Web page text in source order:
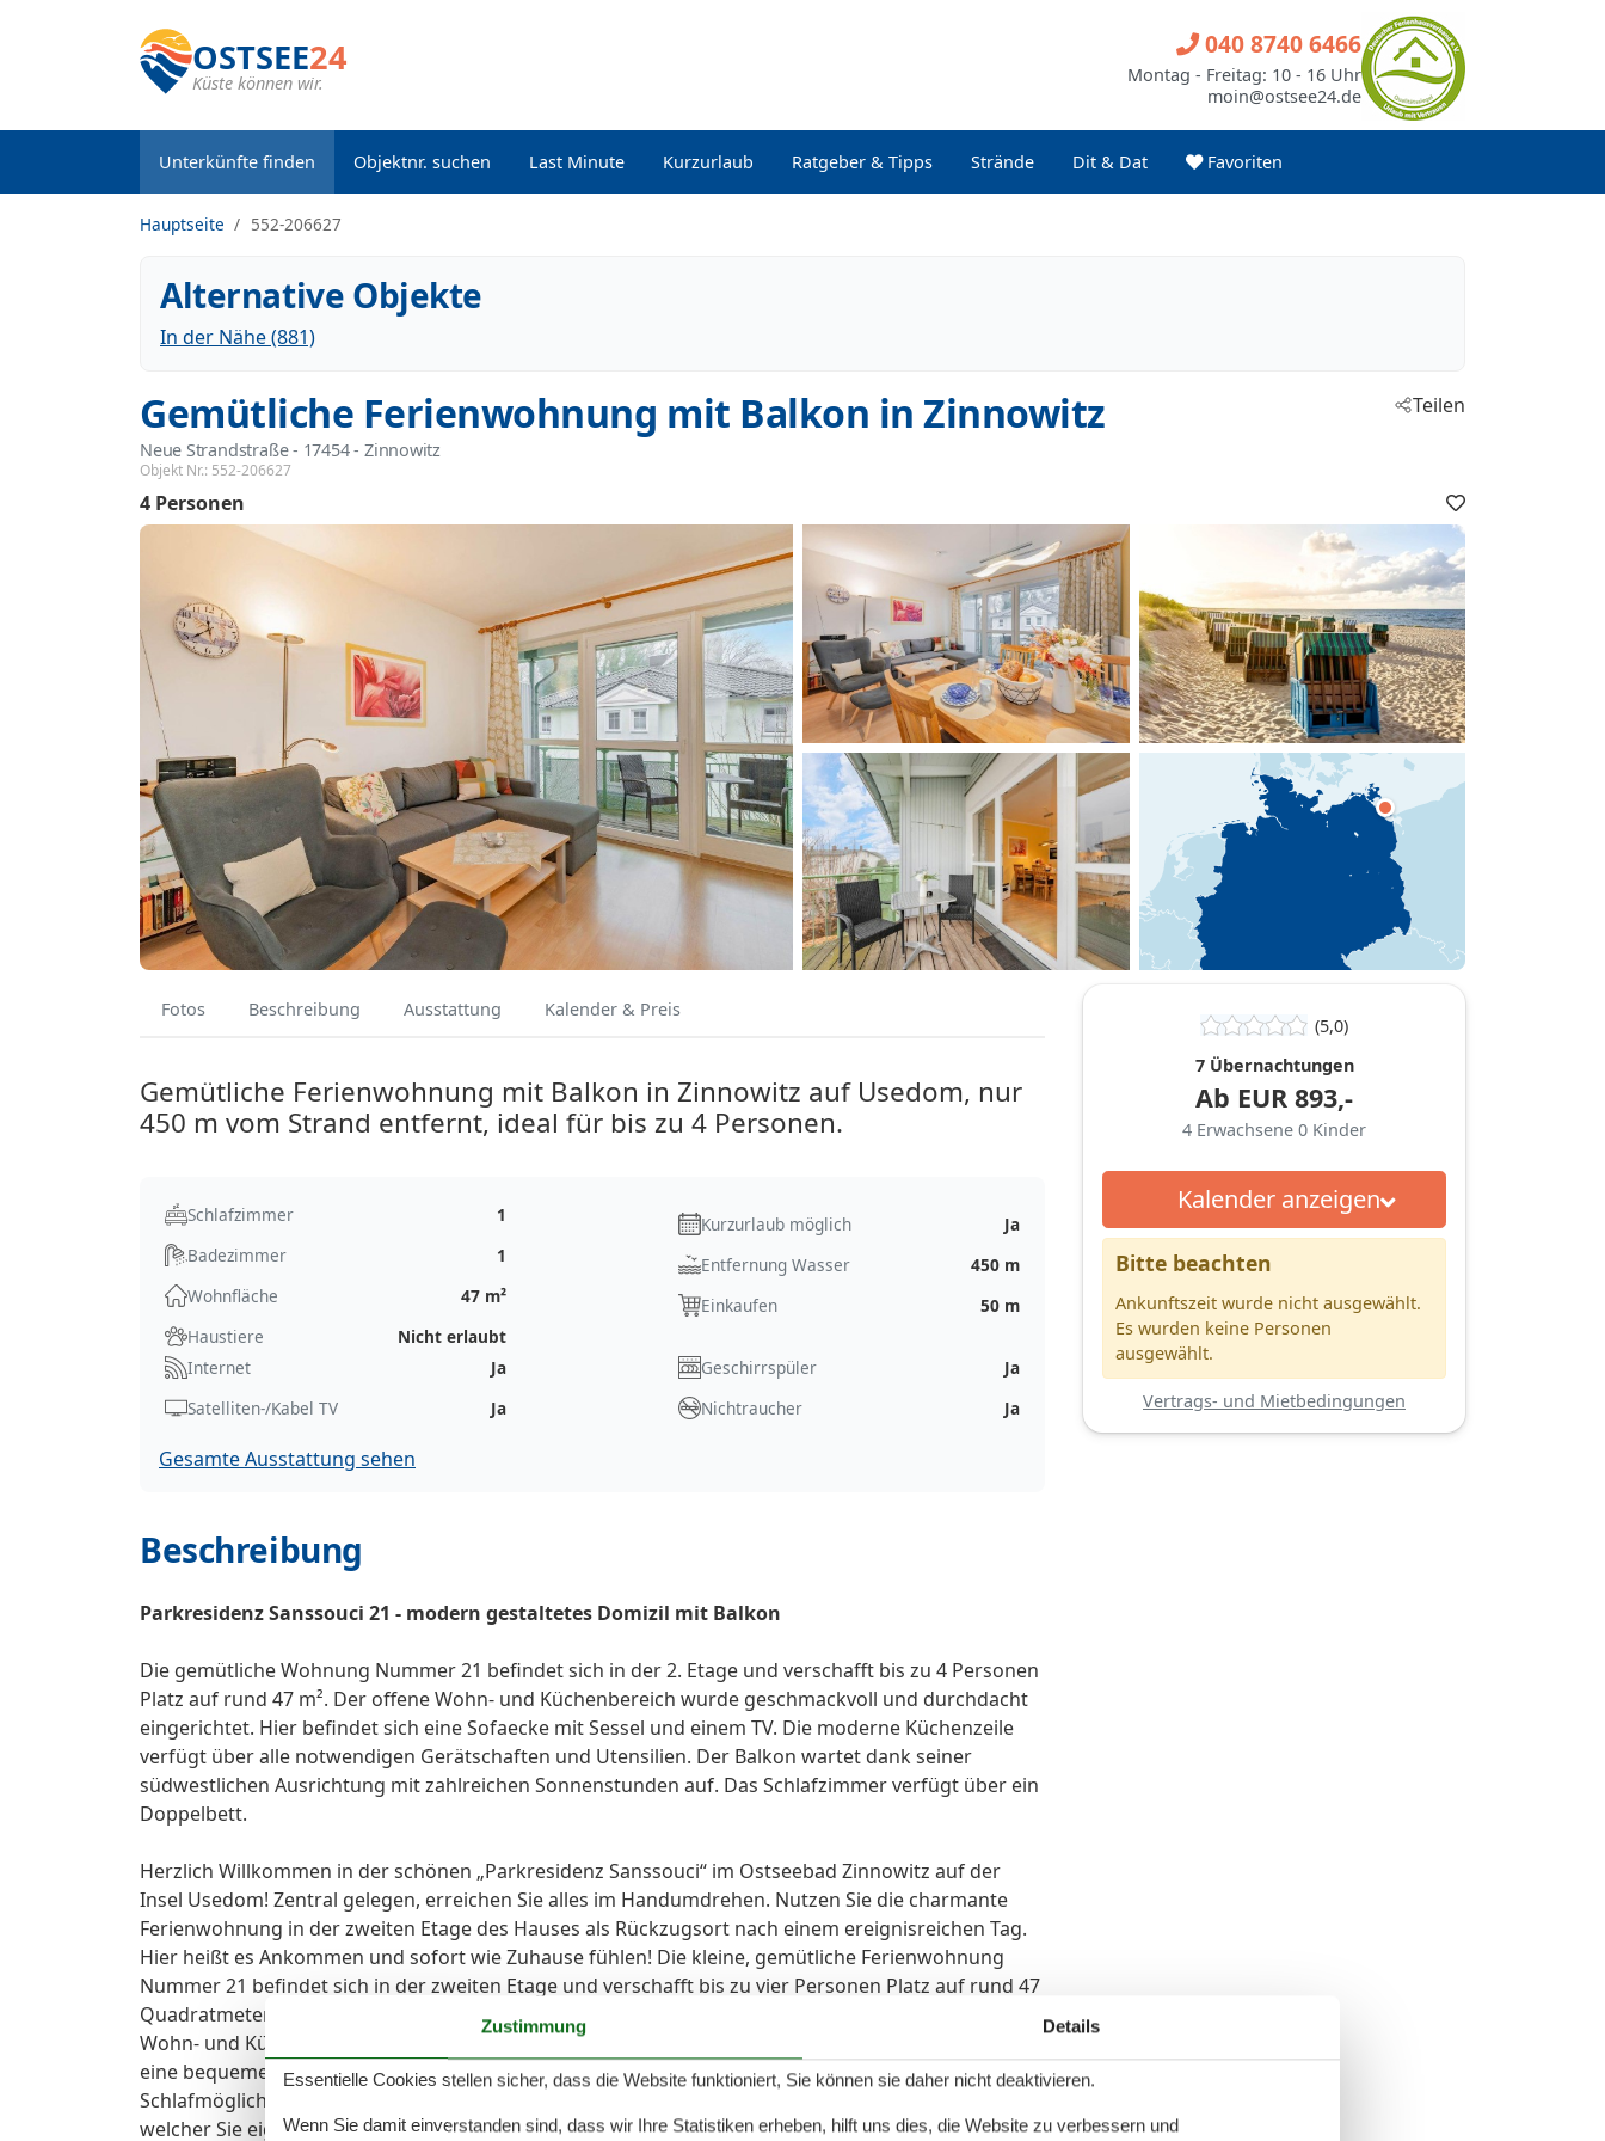
OSTSEE24
Küste können wir.
Unterkünfte finden Objektnr. suchen Last Minute Kurzurlaub Ratgeber & Tipps Strände Dit & Dat Favoriten
040 8740 6466
Montag - Freitag: 10 - 16 Uhr
moin@ostsee24.de
Hauptseite 552-206627
Alternative Objekte
In der Nähe (881)
Gemütliche Ferienwohnung mit Balkon in Zinnowitz
Neue Strandstraße - 17454 - Zinnowitz
Objekt Nr.: 552-206627
Teilen
4 Personen
Fotos Beschreibung Ausstattung Kalender & Preis
Gemütliche Ferienwohnung mit Balkon in Zinnowitz auf Usedom, nur
450 m vom Strand entfernt, ideal für bis zu 4 Personen.
Schlafzimmer
1
Badezimmer
1
Wohnfläche
47 m²
Haustiere
Nicht erlaubt
Kurzurlaub möglich
Ja
Entfernung Wasser
450 m
Einkaufen
50 m
Internet
Ja
Satelliten-/Kabel TV
Ja
Geschirrspüler
Ja
Nichtraucher
Ja
Gesamte Ausstattung sehen
Beschreibung
Parkresidenz Sanssouci 21 - modern gestaltetes Domizil mit Balkon
Die gemütliche Wohnung Nummer 21 befindet sich in der 2. Etage und verschafft bis zu 4 Personen
Platz auf rund 47 m². Der offene Wohn- und Küchenbereich wurde geschmackvoll und durchdacht
eingerichtet. Hier befindet sich eine Sofaecke mit Sessel und einem TV. Die moderne Küchenzeile
verfügt über alle notwendigen Gerätschaften und Utensilien. Der Balkon wartet dank seiner
südwestlichen Ausrichtung mit zahlreichen Sonnenstunden auf. Das Schlafzimmer verfügt über ein
Doppelbett.
Herzlich Willkommen in der schönen „Parkresidenz Sanssouci“ im Ostseebad Zinnowitz auf der
Insel Usedom! Zentral gelegen, erreichen Sie alles im Handumdrehen. Nutzen Sie die charmante
Ferienwohnung in der zweiten Etage des Hauses als Rückzugsort nach einem ereignisreichen Tag.
Hier heißt es Ankommen und sofort wie Zuhause fühlen! Die kleine, gemütliche Ferienwohnung
Nummer 21 befindet sich in der zweiten Etage und verschafft bis zu vier Personen Platz auf rund 47
Quadratmetern. Ideal für Paare, Alleinreisende oder eine kleine Familie mit Kindern. Der offene
Wohn- und Küchenbereich wurde geschmackvoll und durchdacht eingerichtet. Hier befindet sich
eine bequeme Sofaecke mit Sessel und einem TV. Das Sofa kann für die dritte und vierte Person als
Schlafmöglichkeit dienen. Außerdem wird Ihnen eine PS3-Konsole zur Verfügung gestellt, auf
welcher Sie eigens mitgebrachte Spiele spielen können oder Sie nutzen diese als Blu-ray/DVD-Player
(5,0)
7 Übernachtungen
Ab EUR 893,-
4 Erwachsene 0 Kinder
Kalender anzeigen
Bitte beachten
Ankunftszeit wurde nicht ausgewählt.
Es wurden keine Personen
ausgewählt.
Vertrags- und Mietbedingungen
Zustimmung Details
Essentielle Cookies stellen sicher, dass die Website funktioniert, Sie können sie daher nicht deaktivieren.
Wenn Sie damit einverstanden sind, dass wir Ihre Statistiken erheben, hilft uns dies, die Website zu verbessern und